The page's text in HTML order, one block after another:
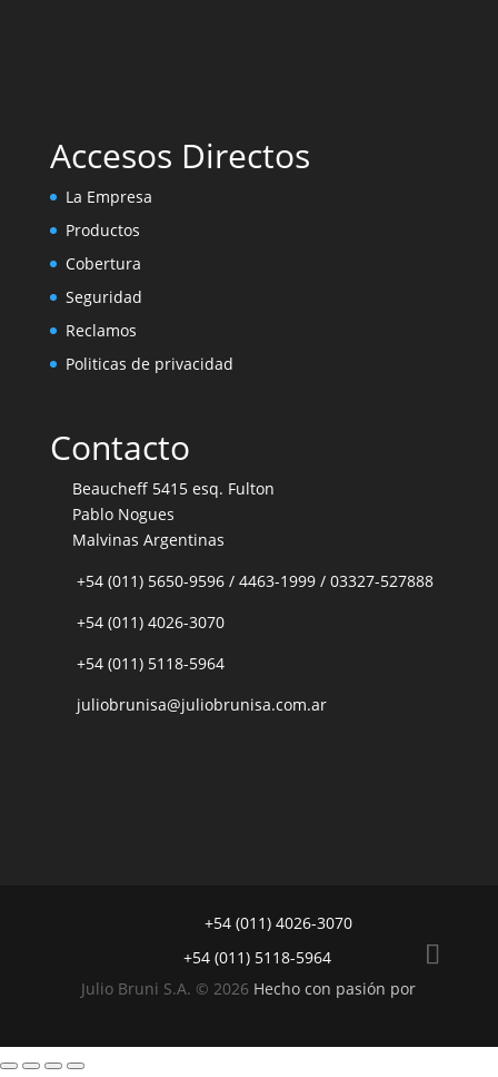
Accesos Directos
La Empresa
Productos
Cobertura
Seguridad
Reclamos
Politicas de privacidad
Contacto
Beaucheff 5415 esq. Fulton
Pablo Nogues
Malvinas Argentinas
+54 (011) 5650-9596/ 4463-1999/ 03327-527888
+54 (011) 4026-3070
+54 (011) 5118-5964
juliobrunisa@juliobrunisa.com.ar
+54 (011) 4026-3070
+54 (011) 5118-5964
Julio Bruni S.A. © 2026 Hecho con pasión por